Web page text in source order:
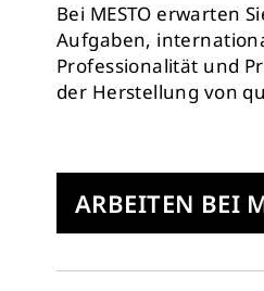
Bei MESTO erwarten
Aufgaben,
Professionalität und
der Herstellung von
ARBEITEN BEI